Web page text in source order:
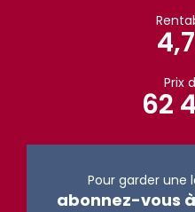
Prix
62
Pour garder une
abonnez-vous